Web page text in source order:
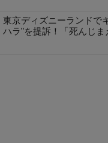
東京ディズニーランドで
ハラ”を提訴！「死んじま